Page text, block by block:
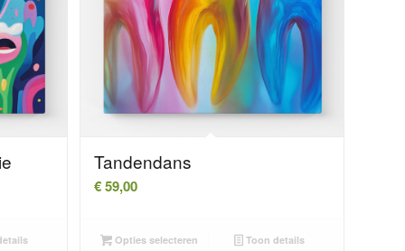
Tandendans
€59,00
Opties selecteren Toon details